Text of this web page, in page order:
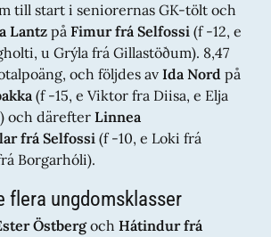
till start i seniorernas GK-tölt och
Lantz på Fimur frá Selfossi (f -12, e
u Grýla frá Gillastöðum). 8,47
och följdes av Ida Nord på
(f -15, e Viktor fra Diisa, e Elja
och därefter Linnea
frá Selfossi (f -10, e Loki frá
Borgarhóli).
flera ungdomsklasser
Östbergoch Hátindur frá